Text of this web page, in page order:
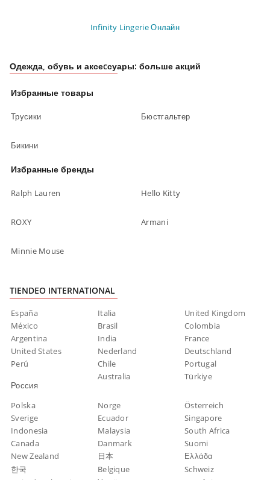
Infinity Lingerie Онлайн
Одежда, обувь и аксеcсуары: больше акций
Избранные товары
Трусики Бюстгальтер
Бикини
Избранные бренды
Ralph Lauren Hello Kitty
ROXY Armani
Minnie Mouse
TIENDEO INTERNATIONAL
España Italia
United Kingdom
México
Brasil
Colombia
Argentina
India
France
United States
Nederland
Deutschland
Perú
Chile
Portugal
Россия
Australia Türkiye
Polska Norge
Österreich
Sverige
Ecuador
Singapore
Indonesia
Malaysia
South Africa
Canada
Danmark
Suomi
New Zealand
日本
Ελλάδα
한국
Belgique
Schweiz